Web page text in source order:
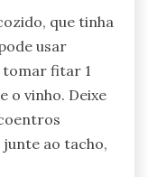
que tinha
usar
tomar fitar 1
o vinho. Deixe
ao tacho,